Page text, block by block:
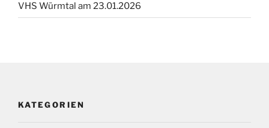
VHS Würmtal am 23.01.2026
KATEGORIEN